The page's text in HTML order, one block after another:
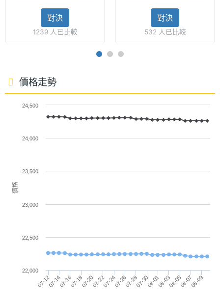
另外，塗鴉轉圖像功能也有升級，線可透過輸入文字
生成圖像，亦支援匯入圖片後編輯，其他還有再進化
2 億畫素主鏡頭
SAMSUNG Galaxy S25 Edge 後置雙鏡頭相機，分別
頭支援 2 倍光學變焦，結合 AI Zoom 可以放大、強化
AI 技術夜拍降噪效果再提升，憑藉音訊橡皮擦，濾除
影片中噪音，以及 Galaxy AI 能透過調整說話聲、音
樂、風聲等不同種類的聲音，精細調整你的音效。還
輕鬆修改成任何長度的精彩 Reels 影片。
3900 mAh
主螢幕
尺寸
6.7 inch
3120x1440 pixels
主螢幕
主螢幕
Gorilla Glass Ceramic 2
主螢幕
120 Hz
對決
1239 人已比較
對決
532 人已比較
價格走勢
價格
07-1207-1407-1607-1807-2007-2207-2407-2607-2807-3008-0108-0308-0508-0708-09
22,000
22,500
23,000
23,500
24,000
24,500